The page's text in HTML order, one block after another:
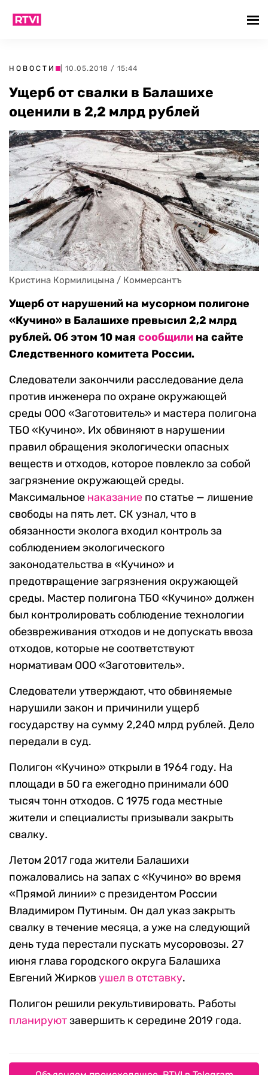
НОВОСТИ | 10.05.2018 / 15:44
Ущерб от свалки в Балашихе
оценили в 2,2 млрд рублей
Кристина Кормилицына / Коммерсантъ
Ущерб от нарушений на мусорном полигоне
«Кучино» в Балашихе превысил 2,2 млрд
рублей. Об этом 10 мая сообщили на сайте
Следственного комитета России.
Следователи закончили расследование дела
против инженера по охране окружающей
среды ООО «Заготовитель» и мастера полигона
ТБО «Кучино». Их обвиняют в нарушении
правил обращения экологически опасных
веществ и отходов, которое повлекло за собой
загрязнение окружающей среды.
Максимальное наказание по статье — лишение
свободы на пять лет. СК узнал, что в
обязанности эколога входил контроль за
соблюдением экологического
законодательства в «Кучино» и
предотвращение загрязнения окружающей
среды. Мастер полигона ТБО «Кучино» должен
был контролировать соблюдение технологии
обезвреживания отходов и не допускать ввоза
отходов, которые не соответствуют
нормативам ООО «Заготовитель».
Следователи утверждают, что обвиняемые
нарушили закон и причинили ущерб
государству на сумму 2,240 млрд рублей. Дело
передали в суд.
Полигон «Кучино» открыли в 1964 году. На
площади в 50 га ежегодно принимали 600
тысяч тонн отходов. С 1975 года местные
жители и специалисты призывали закрыть
свалку.
Летом 2017 года жители Балашихи
пожаловались на запах с «Кучино» во время
«Прямой линии» с президентом России
Владимиром Путиным. Он дал указ закрыть
свалку в течение месяца, а уже на следующий
день туда перестали пускать мусоровозы. 27
июня глава городского округа Балашиха
Евгений Жирков ушел в отставку.
Полигон решили рекультивировать. Работы
планируютзавершить к середине 2019 года.